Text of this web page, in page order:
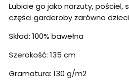
Lubicie go jako narzuty, pościel,
części garderoby zarówno dzieci
Skład: 100% bawełna
Szerokość: 135 cm
Gramatura: 130 g/m2